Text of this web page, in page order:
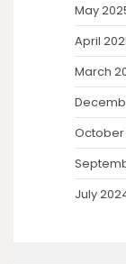
May
April
March
July